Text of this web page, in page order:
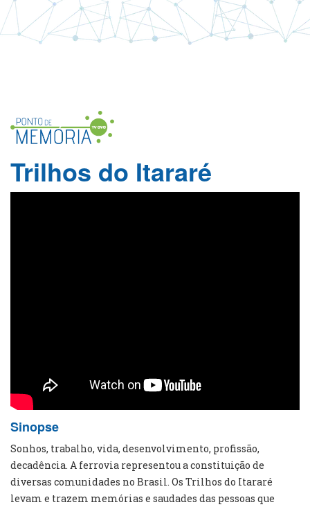
Trilhos do Itararé
Sinopse
Sonhos, trabalho, vida, desenvolvimento, profissão,
decadência. A ferrovia representou a constituição de
diversas comunidades no Brasil. Os Trilhos do Itararé
levam e trazem memórias e saudades das pessoas que